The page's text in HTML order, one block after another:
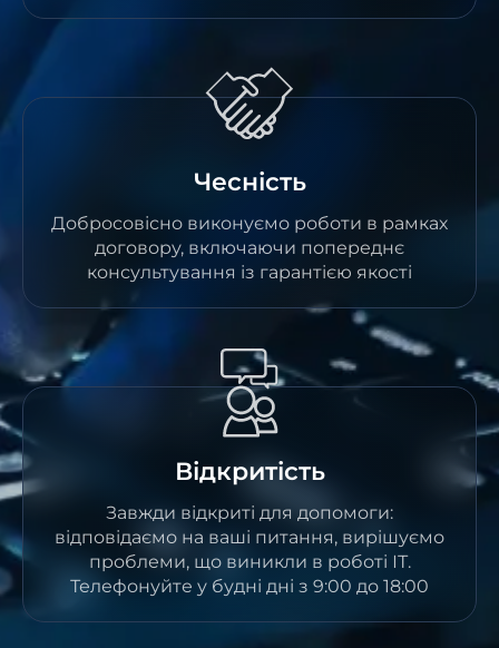
Чесність
Добросовісно виконуємо роботи в рамках
договору, включаючи попереднє
консультування із гарантією якості
Відкритість
Завжди відкриті для допомоги:
відповідаємо на ваші питання, вирішуємо
проблеми, що виникли в роботі ІТ.
Телефонуйте у будні дні з 9:00 до 18:00